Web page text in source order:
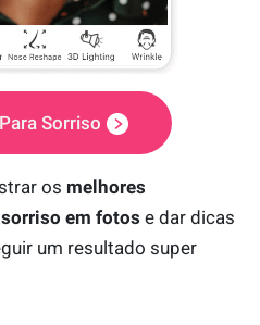
Sorriso
os melhores
em fotos e dar dicas
um resultado super